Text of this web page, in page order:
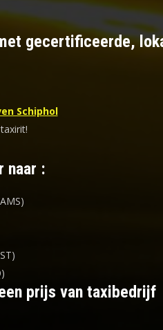
gecertificeerde,
Schiphol
naar :
prijs van taxibedrijf